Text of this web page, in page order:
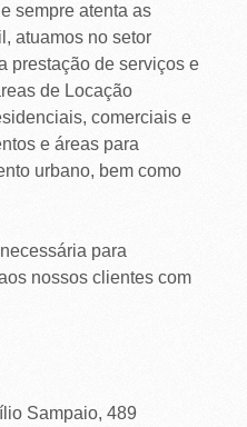
sempre atenta as
atuamos no setor
prestação de serviços e
de Locação
comerciais e
e áreas para
urbano, bem como
para
nossos clientes com
Sampaio, 489